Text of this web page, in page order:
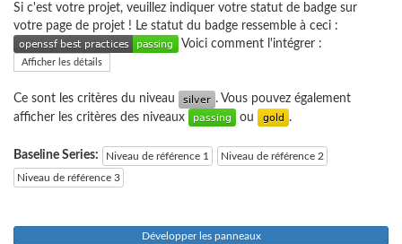
Si c'est votre projet, veuillez indiquer votre statut de badge sur
votre page de projet ! Le statut du badge ressemble à ceci :
Voici comment l'intégrer :
Afficher les détails
Ce sont les critères du niveau
. Vous pouvez également
afficher les critères des niveaux
ou .
Baseline Series: Niveau de référence 1
Niveau de référence 2
Niveau de référence 3
Développer les panneaux